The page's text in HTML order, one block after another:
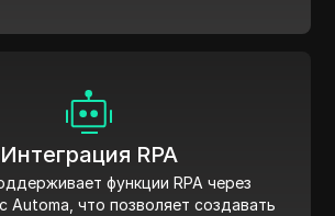
Интеграция RPA
функции RPA через
Automa, что позволяет создавать